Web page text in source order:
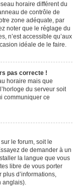
horaire différent du
de contrôle de
zone adéquate, par
noter que le réglage du
n’est accessible qu’aux
idéale de le faire.
pas correcte !
horaire mais que
du serveur soit
communiquer ce
le forum, soit le
de demander à un
la langue que vous
libre de vous porter
d’informations,
anglais).